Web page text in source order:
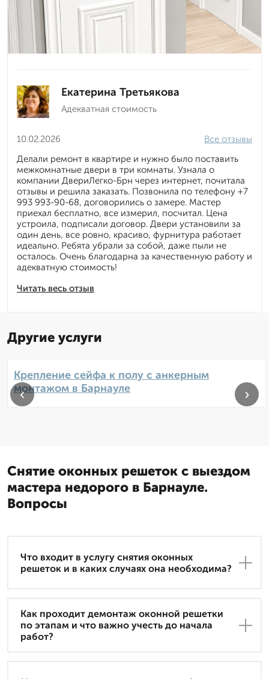
Екатерина Третьякова
Адекватная стоимость
10.02.2026
Читать весь отзыв
Все отзывы
Делали ремонт в квартире и нужно было поставить
межкомнатные двери в три комнаты. Узнала о
компании ДвериЛегко-Брн через интернет, почитала
отзывы и решила заказать. Позвонила по телефону +7
993 993-90-68, договорились о замере. Мастер
приехал бесплатно, все измерил, посчитал. Цена
устроила, подписали договор. Двери установили за
один день, все ровно, красиво, фурнитура работает
идеально. Ребята убрали за собой, даже пыли не
осталось. Очень благодарна за качественную работу и
адекватную стоимость!
Другие услуги
Крепление сейфа к полу с анкерным
монтажом в Барнауле
‹ ›
Снятие оконных решеток с выездом
мастера недорого в Барнауле.
Вопросы
Что входит в услугу снятия оконных
решеток и в каких случаях она необходима?
Как проходит демонтаж оконной решетки
по этапам и что важно учесть до начала
работ?